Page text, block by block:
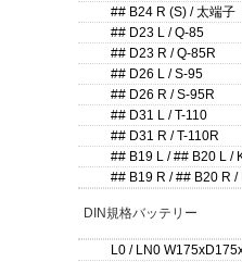
## B24 R (S) / 太端子
## D23 L / Q-85
## D23 R / Q-85R
## D26 L / S-95
## D26 R / S-95R
## D31 L / T-110
## D31 R / T-110R
## B19 L / ## B20 L /
## B19 R / ## B20 R /
DIN規格バッテリー
L0 / LN0